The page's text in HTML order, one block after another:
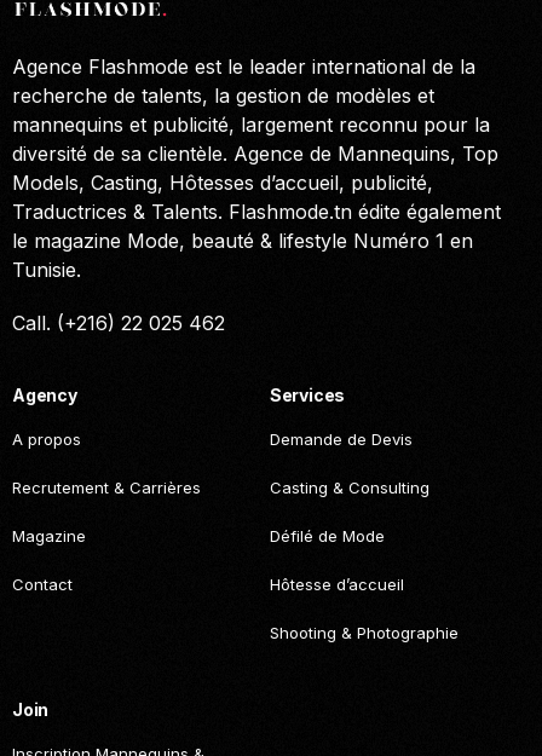
Agence Flashmode est le leader international de la
recherche de talents, la gestion de modèles et
mannequins et publicité, largement reconnu pour la
diversité de sa clientèle. Agence de Mannequins, Top
Models, Casting, Hôtesses d’accueil, publicité,
Traductrices & Talents. Flashmode.tn édite également
le magazine Mode, beauté & lifestyle Numéro 1 en
Tunisie.
Call. (+216) 22 025 462
Agency
A propos
Recrutement & Carrières
Magazine
Contact
Services
Demande de Devis
Casting & Consulting
Défilé de Mode
Hôtesse d’accueil
Shooting & Photographie
Join